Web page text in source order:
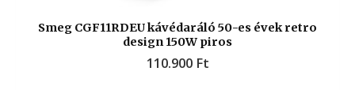
Smeg CGF11RDEU kávédaráló 50-es évek retro
design 150W piros
110.900 Ft